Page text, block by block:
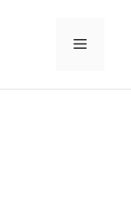
Меню